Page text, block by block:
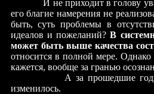
И не приходит в голову
его благие намерения не
быть, суть проблемы в
идеалов и пожеланий?В
может быть выше качества
относится в полной мере. Однако
кажется, вообще за гранью
А за прошедшие годы в
изменилось.